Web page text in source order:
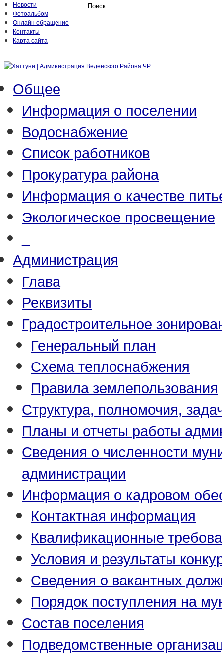
Новости
Фотоальбом
Онлайн обращение
Контакты
Карта сайта
Общее
Информация о поселении
Водоснабжение
Список работников
Прокуратура района
Информация о качестве
Экологическое просвещение
Администрация
Глава
Реквизиты
Градостроительное
Генеральный план
Схема теплоснабжения
Правила землепользования
Структура, полномочия,
Планы и отчеты работы
Сведения о численности
администрации
Информация о кадровом
Контактная информация
Квалификационные
Условия и результаты
Сведения о вакантных
Порядок поступления на
Состав поселения
Подведомственные